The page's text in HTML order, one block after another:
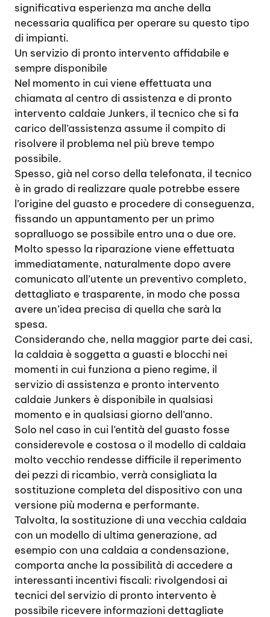
significativa esperienza ma anche della
necessaria qualifica per operare su questo tipo
di impianti.
Un servizio di pronto intervento affidabile e
sempre disponibile
Nel momento in cui viene effettuata una
chiamata al centro di assistenza e di pronto
intervento caldaie Junkers, il tecnico che si fa
carico dell’assistenza assume il compito di
risolvere il problema nel più breve tempo
possibile.
Spesso, già nel corso della telefonata, il tecnico
è in grado di realizzare quale potrebbe essere
l’origine del guasto e procedere di conseguenza,
fissando un appuntamento per un primo
sopralluogo se possibile entro una o due ore.
Molto spesso la riparazione viene effettuata
immediatamente, naturalmente dopo avere
comunicato all’utente un preventivo completo,
dettagliato e trasparente, in modo che possa
avere un’idea precisa di quella che sarà la
spesa.
Considerando che, nella maggior parte dei casi,
la caldaia è soggetta a guasti e blocchi nei
momenti in cui funziona a pieno regime, il
servizio di assistenza e pronto intervento
caldaie Junkers è disponibile in qualsiasi
momento e in qualsiasi giorno dell’anno.
Solo nel caso in cui l’entità del guasto fosse
considerevole e costosa o il modello di caldaia
molto vecchio rendesse difficile il reperimento
dei pezzi di ricambio, verrà consigliata la
sostituzione completa del dispositivo con una
versione più moderna e performante.
Talvolta, la sostituzione di una vecchia caldaia
con un modello di ultima generazione, ad
esempio con una caldaia a condensazione,
comporta anche la possibilità di accedere a
interessanti incentivi fiscali: rivolgendosi ai
tecnici del servizio di pronto intervento è
possibile ricevere informazioni dettagliate